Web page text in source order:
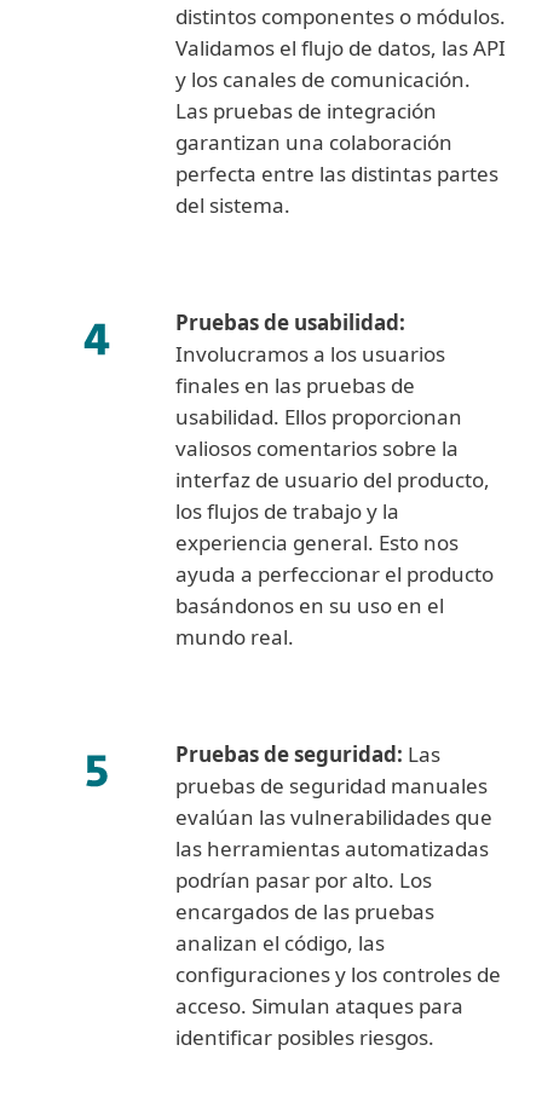
distintos componentes o módulos.
Validamos el flujo de datos, las API
y los canales de comunicación.
Las pruebas de integración
garantizan una colaboración
perfecta entre las distintas partes
del sistema.
Pruebas de usabilidad:
Involucramos a los usuarios
finales en las pruebas de
usabilidad. Ellos proporcionan
valiosos comentarios sobre la
interfaz de usuario del producto,
los flujos de trabajo y la
experiencia general. Esto nos
ayuda a perfeccionar el producto
basándonos en su uso en el
mundo real.
Pruebas de seguridad: Las
pruebas de seguridad manuales
evalúan las vulnerabilidades que
las herramientas automatizadas
podrían pasar por alto. Los
encargados de las pruebas
analizan el código, las
configuraciones y los controles de
acceso. Simulan ataques para
identificar posibles riesgos.